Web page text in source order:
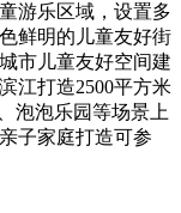
游乐区域，设置多
鲜明的儿童友好街
市儿童友好空间建
江打造2500平方米
泡泡乐园等场景上
子家庭打造可参